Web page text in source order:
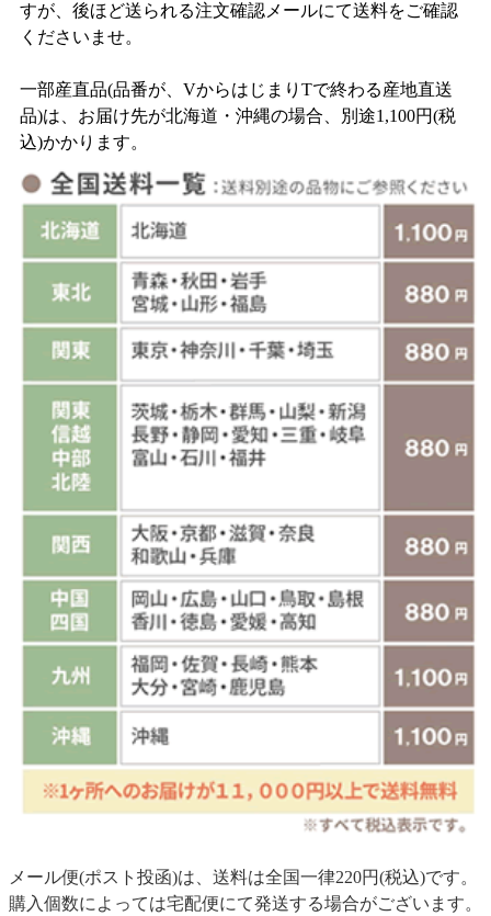
すが、後ほど送られる注文確認メールにて送料をご確認
くださいませ。
一部産直品(品番が、VからはじまりTで終わる産地直送
品)は、お届け先が北海道・沖縄の場合、別途1,100円(税
込)かかります。
メール便(ポスト投函)は、送料は全国一律220円(税込)です。
購入個数によっては宅配便にて発送する場合がございます。